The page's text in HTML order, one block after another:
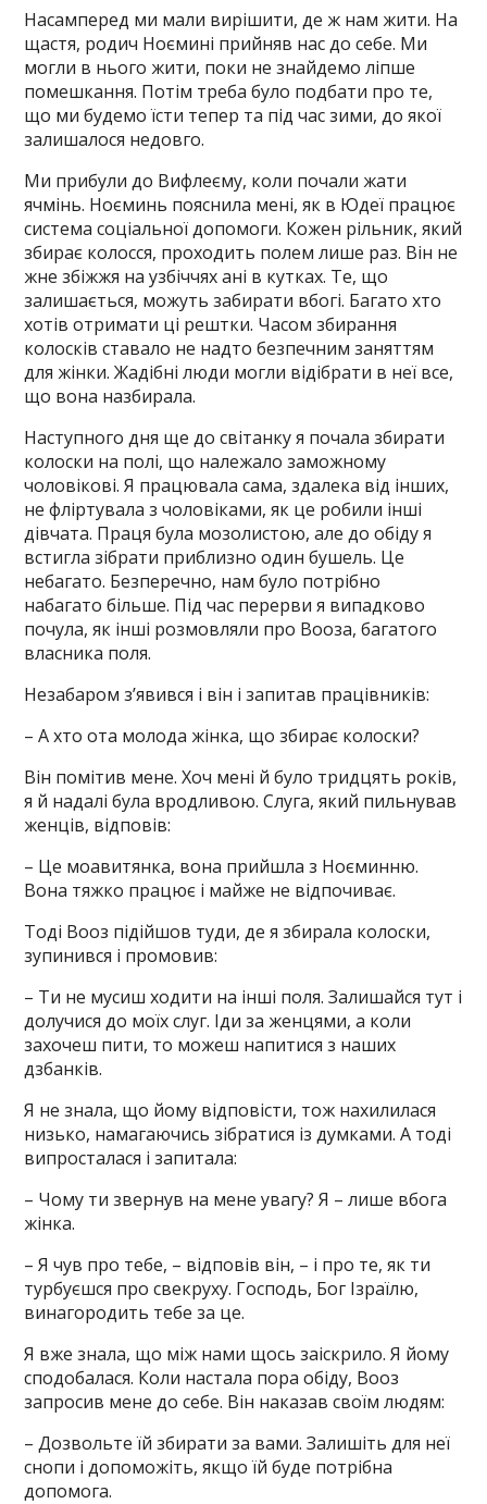
Насамперед ми мали вирішити, де ж нам жити. На
щастя, родич Ноємині прийняв нас до себе. Ми
могли в нього жити, поки не знайдемо ліпше
помешкання. Потім треба було подбати про те,
що ми будемо їсти тепер та під час зими, до якої
залишалося недовго.
Ми прибули до Вифлеєму, коли почали жати
ячмінь. Ноєминь пояснила мені, як в Юдеї працює
система соціальної допомоги. Кожен рільник, який
збирає колосся, проходить полем лише раз. Він не
жне збіжжя на узбіччях ані в кутках. Те, що
залишається, можуть забирати вбогі. Багато хто
хотів отримати ці рештки. Часом збирання
колосків ставало не надто безпечним заняттям
для жінки. Жадібні люди могли відібрати в неї все,
що вона назбирала.
Наступного дня ще до світанку я почала збирати
колоски на полі, що належало заможному
чоловікові. Я працювала сама, здалека від інших,
не фліртувала з чоловіками, як це робили інші
дівчата. Праця була мозолистою, але до обіду я
встигла зібрати приблизно один бушель. Це
небагато. Безперечно, нам було потрібно
набагато більше. Під час перерви я випадково
почула, як інші розмовляли про Вооза, багатого
власника поля.
Незабаром з’явився і він і запитав працівників:
– А хто ота молода жінка, що збирає колоски?
Він помітив мене. Хоч мені й було тридцять років,
я й надалі була вродливою. Слуга, який пильнував
женців, відповів:
– Це моавитянка, вона прийшла з Ноєминню.
Вона тяжко працює і майже не відпочиває.
Тоді Вооз підійшов туди, де я збирала колоски,
зупинився і промовив:
– Ти не мусиш ходити на інші поля. Залишайся тут і
долучися до моїх слуг. Іди за женцями, а коли
захочеш пити, то можеш напитися з наших
дзбанків.
Я не знала, що йому відповісти, тож нахилилася
низько, намагаючись зібратися із думками. А тоді
випросталася і запитала:
– Чому ти звернув на мене увагу? Я – лише вбога
жінка.
– Я чув про тебе, – відповів він, – і про те, як ти
турбуєшся про свекруху. Господь, Бог Ізраїлю,
винагородить тебе за це.
Я вже знала, що між нами щось заіскрило. Я йому
сподобалася. Коли настала пора обіду, Вооз
запросив мене до себе. Він наказав своїм людям:
– Дозвольте їй збирати за вами. Залишіть для неї
снопи і допоможіть, якщо їй буде потрібна
допомога.